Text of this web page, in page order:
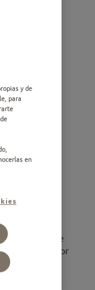
es cuidar de
empieza por
es una
y de
para
en